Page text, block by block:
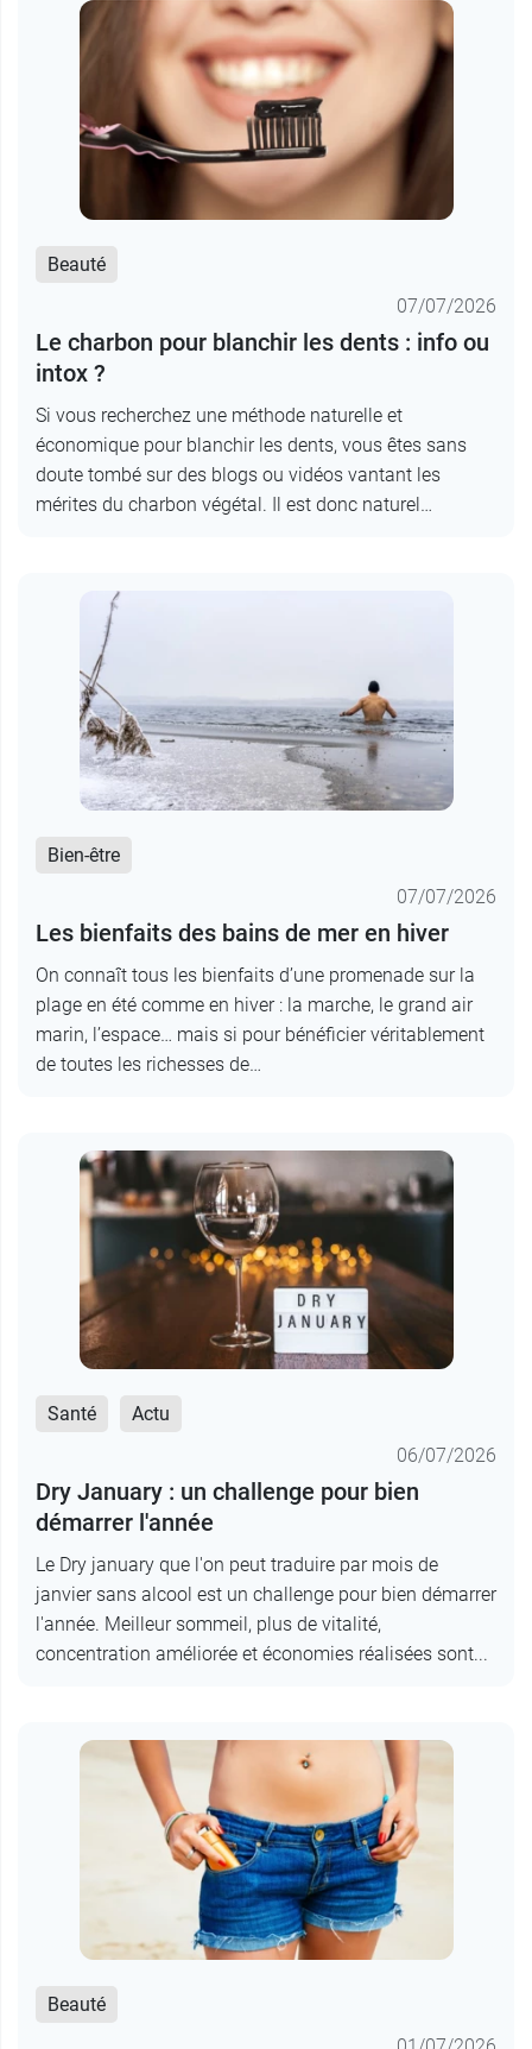
Beauté
07/07/2026
Le charbon pour blanchir les dents : info ou
intox ?
Si vous recherchez une méthode naturelle et
économique pour blanchir les dents, vous êtes sans
doute tombé sur des blogs ou vidéos vantant les
mérites du charbon végétal. Il est donc naturel…
Bien-être
07/07/2026
Les bienfaits des bains de mer en hiver
On connaît tous les bienfaits d’une promenade sur la
plage en été comme en hiver : la marche, le grand air
marin, l’espace… mais si pour bénéficier véritablement
de toutes les richesses de…
Santé
Actu
06/07/2026
Dry January : un challenge pour bien
démarrer l'année
Le Dry january que l'on peut traduire par mois de
janvier sans alcool est un challenge pour bien démarrer
l'année. Meilleur sommeil, plus de vitalité,
concentration améliorée et économies réalisées sont...
Beauté